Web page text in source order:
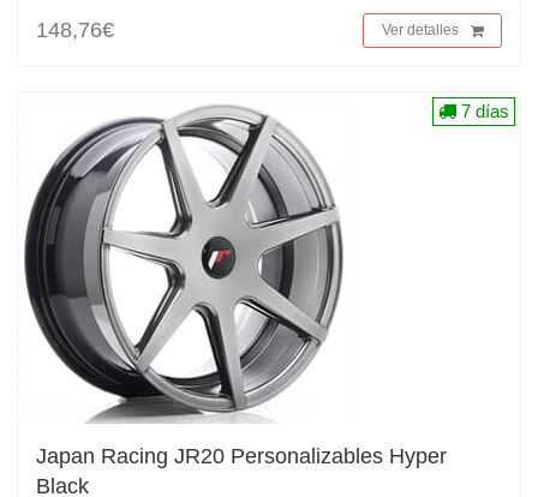
148,76€
Ver detalles
Japan Racing JR20 Personalizables Hyper
Black
7 días